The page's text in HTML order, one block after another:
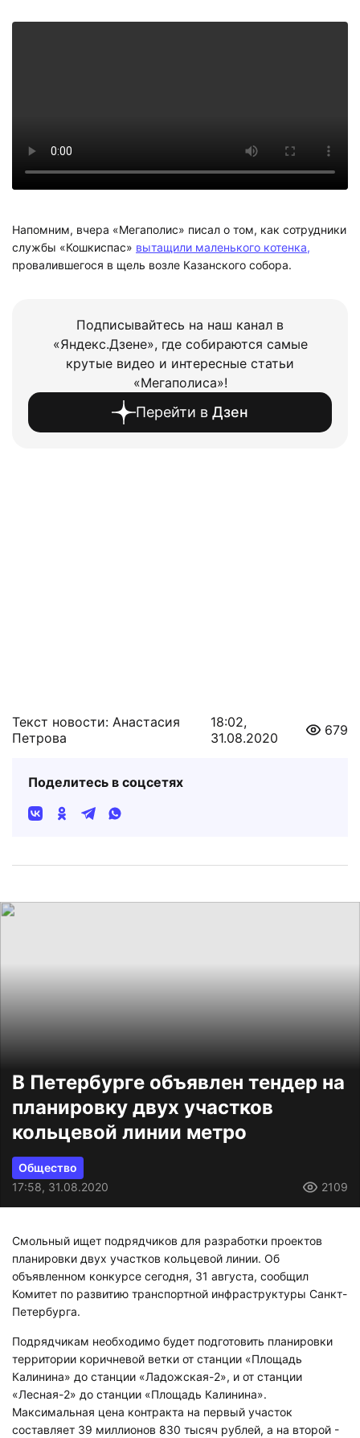
Напомним, вчера «Мегаполис» писал о том, как сотрудники
службы «Кошкиспас» вытащили маленького котенка,
провалившегося в щель возле Казанского собора.
Подписывайтесь на наш канал в
«Яндекс.Дзене», где собираются самые
крутые видео и интересные статьи
«Мегаполиса»!
Перейти в Дзен
Текст новости: Анастасия
Петрова
18:02,
31.08.2020
679
Поделитесь в соцсетях
В Петербурге объявлен тендер на
планировку двух участков
кольцевой линии метро
Общество
17:58, 31.08.2020
2109
Смольный ищет подрядчиков для разработки проектов
планировки двух участков кольцевой линии. Об
объявленном конкурсе сегодня, 31 августа, сообщил
Комитет по развитию транспортной инфраструктуры Санкт-
Петербурга.
Подрядчикам необходимо будет подготовить планировки
территории коричневой ветки от станции «Площадь
Калинина» до станции «Ладожская-2», и от станции
«Лесная-2» до станции «Площадь Калинина».
Максимальная цена контракта на первый участок
составляет 39 миллионов 830 тысяч рублей, а на второй -